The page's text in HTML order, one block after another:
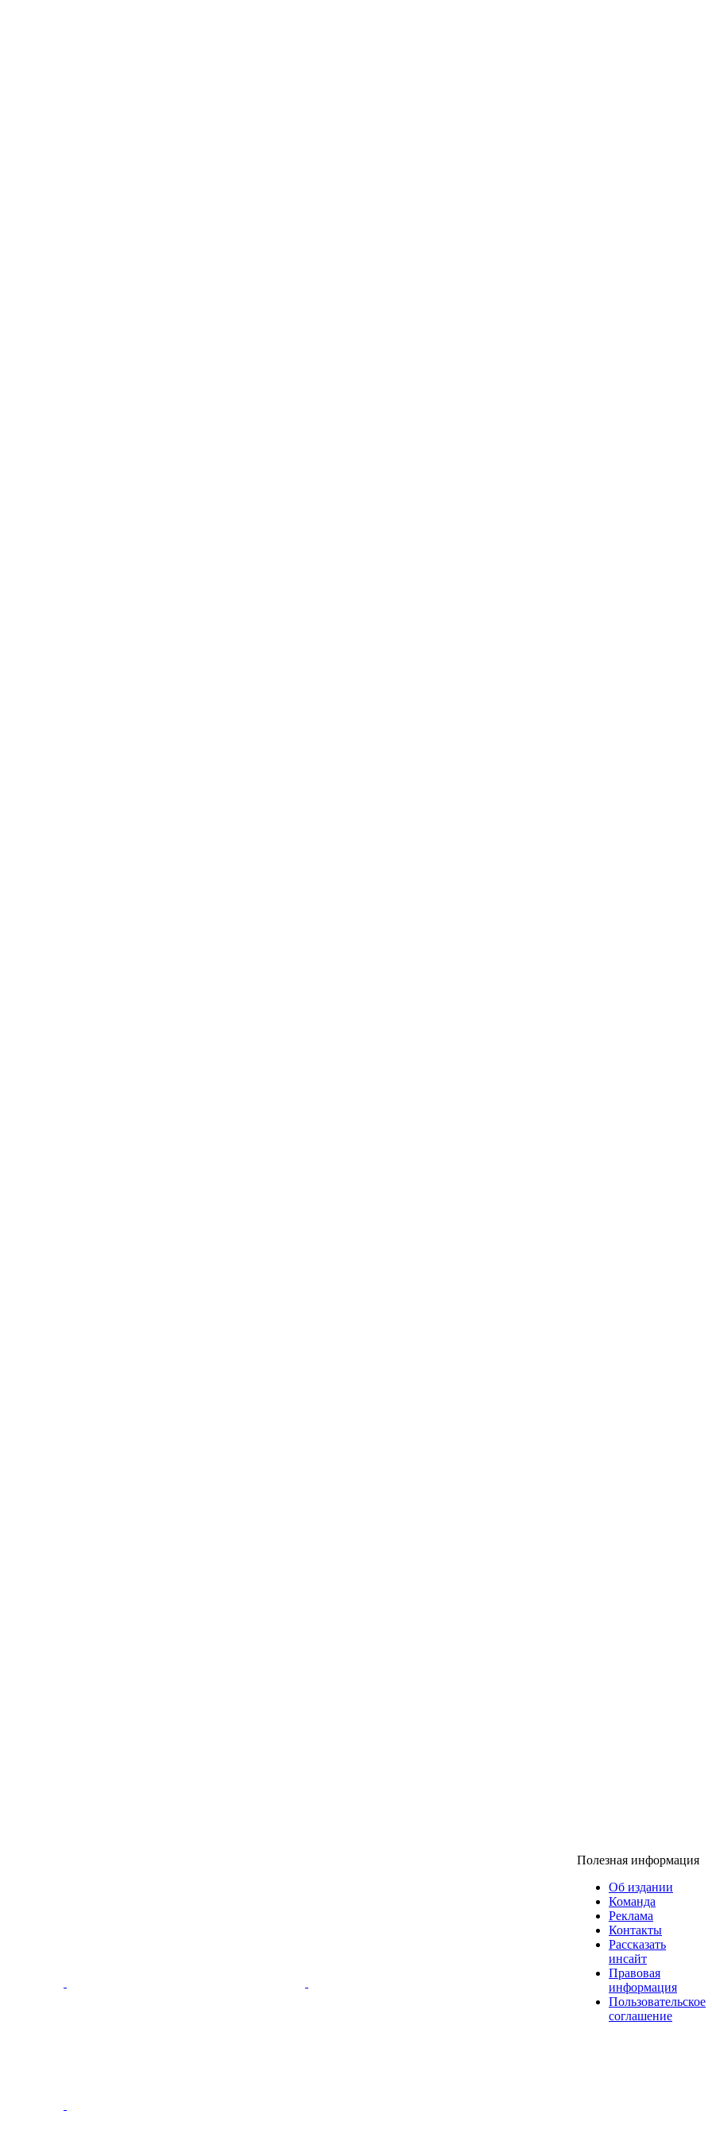
Полезная информация
Об издании
Команда
Реклама
Контакты
Рассказать
инсайт
Правовая
информация
Пользовательское
соглашение